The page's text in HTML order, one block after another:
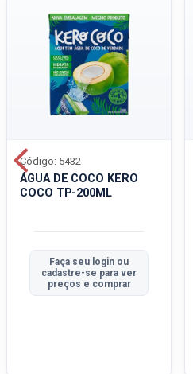
ÁGUA DE COCO KERO
COCO TP-200ML
Código: 5432
Faça seu login ou
cadastre-se para ver
preços e comprar